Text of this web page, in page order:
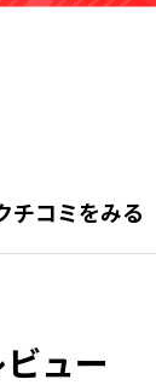
チコミをみる
ビュー